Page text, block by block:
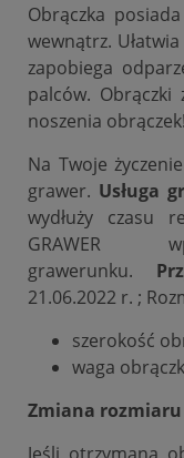
Obrączka posiada
wewnątrz.
zapobiega
palców.
noszenia obrączek!
Na Twoje
grawer. Usługa
wydłuży czasu
GRAWER
grawerunku.
21.06.2022 r. ;
szerokość
waga
Zmiana